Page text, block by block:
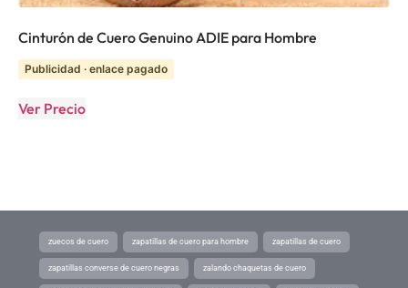
Cinturón de Cuero Genuino ADIE para Hombre
Publicidad · enlace pagado
Ver Precio
zuecos de cuero zapatillas de cuero para hombre zapatillas de cuero
zapatillas converse de cuero negras zalando chaquetas de cuero